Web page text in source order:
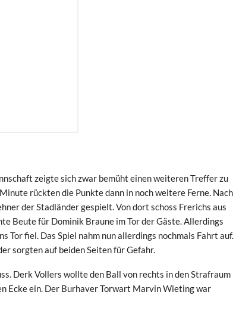
zeigte sich zwar bemüht einen weiteren Treffer zu
rückten die Punkte dann in noch weitere Ferne. Nach
der Stadländer gespielt. Von dort schoss Frerichs aus
Beute für Dominik Braune im Tor der Gäste. Allerdings
Tor fiel. Das Spiel nahm nun allerdings nochmals Fahrt auf.
sorgten auf beiden Seiten für Gefahr.
Derk Vollers wollte den Ball von rechts in den Strafraum
Ecke ein. Der Burhaver Torwart Marvin Wieting war